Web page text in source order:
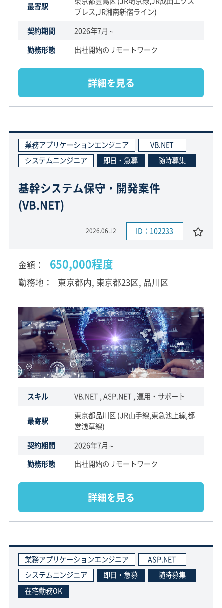
最寄駅
プレス,JR湘南新宿ライン)
契約期間
2026年7月～
勤務形態
出社開始のリモートワーク
詳細を見る
業務アプリケーションエンジニア
VB.NET
システムエンジニア
即日・急募 随時募集
基幹システム保守・開発案件
(VB.NET)
2026.06.12 ID：102233
金額 650,000程度
勤務地 東京都内, 東京都23区, 品川区
スキル VB.NET , ASP.NET , 運用・サポート
最寄駅
東京都品川区 (JR山手線,東急池上線,都
営浅草線)
契約期間
2026年7月～
勤務形態
出社開始のリモートワーク
詳細を見る
業務アプリケーションエンジニア
ASP.NET
システムエンジニア
即日・急募
随時募集
在宅勤務OK